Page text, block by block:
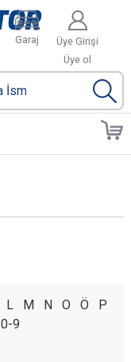
Üye Girişi
Üye ol
Garaj
L M N O Ö
P
0-9